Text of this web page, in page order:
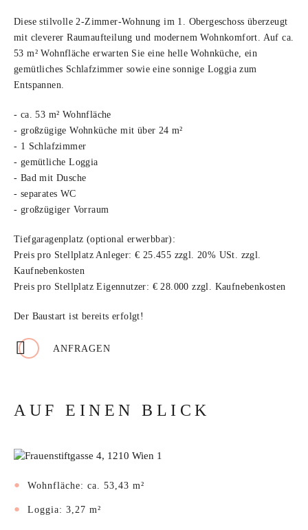
Diese stilvolle 2-Zimmer-Wohnung im 1. Obergeschoss überzeugt
mit cleverer Raumaufteilung und modernem Wohnkomfort. Auf ca.
53 m² Wohnfläche erwarten Sie eine helle Wohnküche, ein
gemütliches Schlafzimmer sowie eine sonnige Loggia zum
Entspannen.
- ca. 53 m² Wohnfläche
- großzügige Wohnküche mit über 24 m²
- 1 Schlafzimmer
- gemütliche Loggia
- Bad mit Dusche
- separates WC
- großzügiger Vorraum
Tiefgaragenplatz (optional erwerbbar):
Preis pro Stellplatz Anleger: € 25.455 zzgl. 20% USt. zzgl.
Kaufnebenkosten
Preis pro Stellplatz Eigennutzer: € 28.000 zzgl. Kaufnebenkosten
Der Baustart ist bereits erfolgt!
ANFRAGEN
AUF EINEN BLICK
Wohnfläche: ca. 53,43 m²
Loggia: 3,27 m²